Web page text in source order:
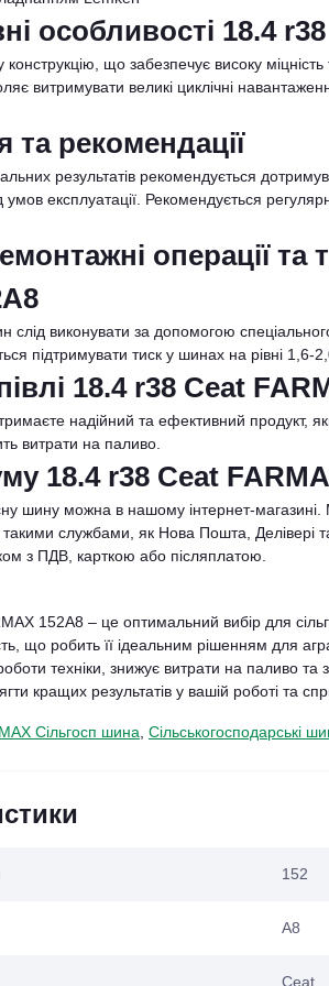
особливості 18.4
що забезпечує високу міцність
витримувати великі циклічні
та рекомендації
результатів рекомендується
умов експлуатації. Рекомендується
операції та
виконувати за допомогою
підтримувати тиск у шинах на рівні 1,6-
18.4 r38 Ceat
надійний та ефективний продукт,
витрати на паливо.
18.4 r38 Ceat
шину можна в нашому інтернет-магазині.
такими службами, як Нова Пошта,
з ПДВ, карткою або післяплатою.
152A8 – це оптимальний вибір для
що робить її ідеальним рішенням для
техніки, знижує витрати на паливо та
кращих результатів у вашій роботі та
Сільгосп шина Сільськогосподарські
152
A8
Ceat